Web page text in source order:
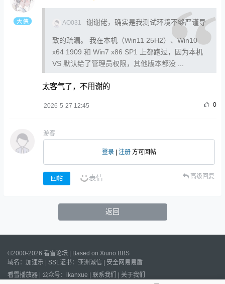
AO031 谢谢佬，确实是我测试环境不够严谨导
致的疏漏。 我在本机（Win11 25H2）、Win10
x64 1909 和 Win7 x86 SP1 上都跑过，因为本机
VS 默认给了管理员权限，其他版本都没 ...
太客气了，不用谢的
2026-5-27 12:45 0
游客
登录 注册 方可回帖
回帖 表情 高级回复
返回
©2000-2026 看雪论坛 | Based on Xiuno BBS
域名： 加速乐 | SSL证书： 亚洲诚信 | 安全网易易盾
看雪播放器 | 公众号：ikanxue | 联系我们 | 关于我们